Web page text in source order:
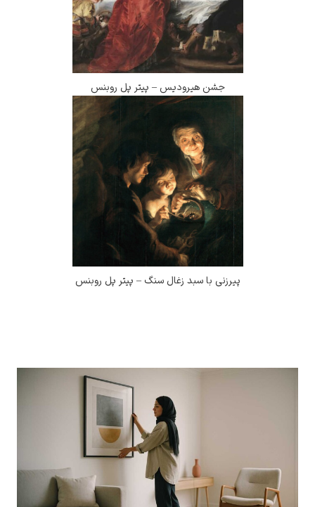
جشن هیرودیس – پیتر پل روبنس
پیرزنی با سبد زغال سنگ – پیتر پل روبنس